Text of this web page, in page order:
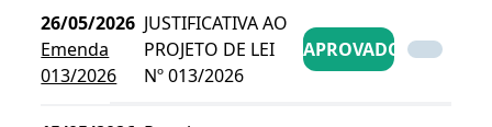
26/05/2026
Emenda
013/2026
JUSTIFICATIVA AO
PROJETO DE LEI
Nº 013/2026
APROVADO